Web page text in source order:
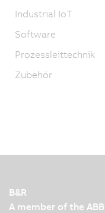
Industrial IoT
Software
Prozessleittechnik
Zubehör
B&R
A member of the